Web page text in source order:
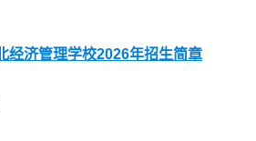
经济管理学校2026年招生简章